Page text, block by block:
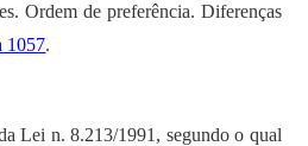
Ordem de preferência. Diferenças
1057.
Lei n. 8.213/1991, segundo o qual